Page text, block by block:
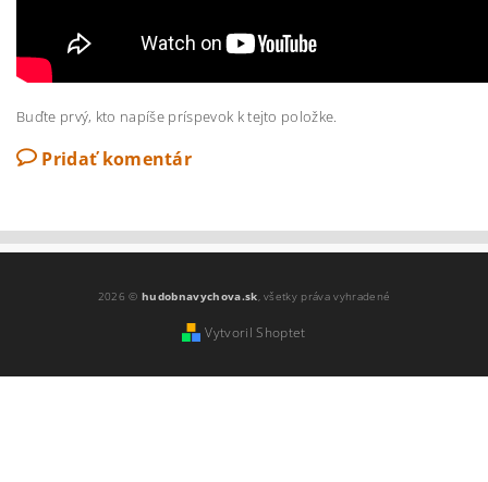
Buďte prvý, kto napíše príspevok k tejto položke.
Pridať komentár
2026 ©hudobnavychova.sk, všetky práva vyhradené
Vytvoril Shoptet